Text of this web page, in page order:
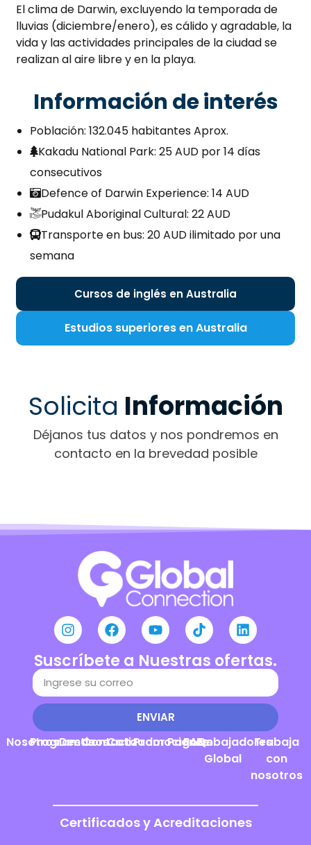
El clima de Darwin, excluyendo la temporada de
lluvias (diciembre/enero), es cálido y agradable, la
vida y las actividades principales de la ciudad se
realizan al aire libre y en la playa.
Información de interés
Población: 132.045 habitantes Aprox.
Kakadu National Park: 25 AUD por 14 días
consecutivos
Defence of Darwin Experience: 14 AUD
Pudakul Aboriginal Cultural: 22 AUD
Transporte en bus: 20 AUD ilimitado por una
semana
Cursos de inglés en Australia
Estudios superiores en Australia
Solicita Información
Déjanos tus datos y nos pondremos en
contacto en la brevedad posible
Suscríbete a Nuestras ofertas.
ENVIAR
Nosotros
Programas
Destinos
Contacto
Cotizador
Promociones
Pagos
FAQs
Embajadores
Global
Trabaja
con
nosotros
Certificados y Acreditaciones